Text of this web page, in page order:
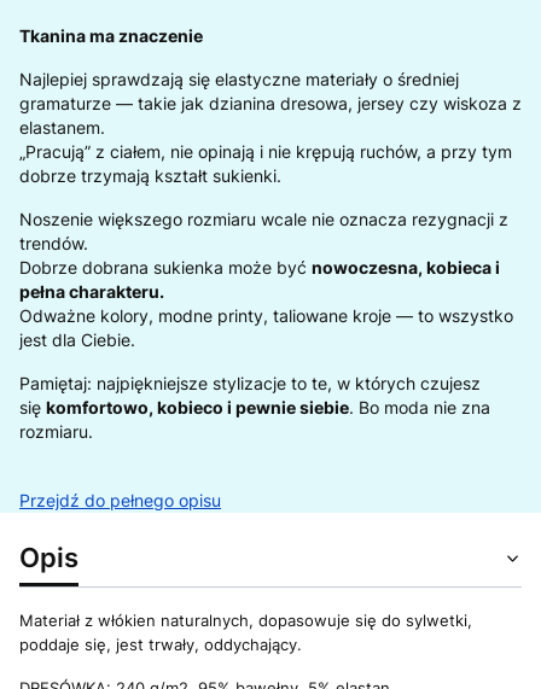
Tkanina ma znaczenie
Najlepiej sprawdzają się elastyczne materiały o średniej
gramaturze — takie jak dzianina dresowa, jersey czy wiskoza z
elastanem.
„Pracują” z ciałem, nie opinają i nie krępują ruchów, a przy tym
dobrze trzymają kształt sukienki.
Noszenie większego rozmiaru wcale nie oznacza rezygnacji z
trendów.
Dobrze dobrana sukienka może być nowoczesna, kobieca i
pełna charakteru.
Odważne kolory, modne printy, taliowane kroje — to wszystko
jest dla Ciebie.
Pamiętaj: najpiękniejsze stylizacje to te, w których czujesz
się komfortowo, kobieco i pewnie siebie. Bo moda nie zna
rozmiaru.
Przejdź do pełnego opisu
Opis
Materiał z włókien naturalnych, dopasowuje się do sylwetki,
poddaje się, jest trwały, oddychający.